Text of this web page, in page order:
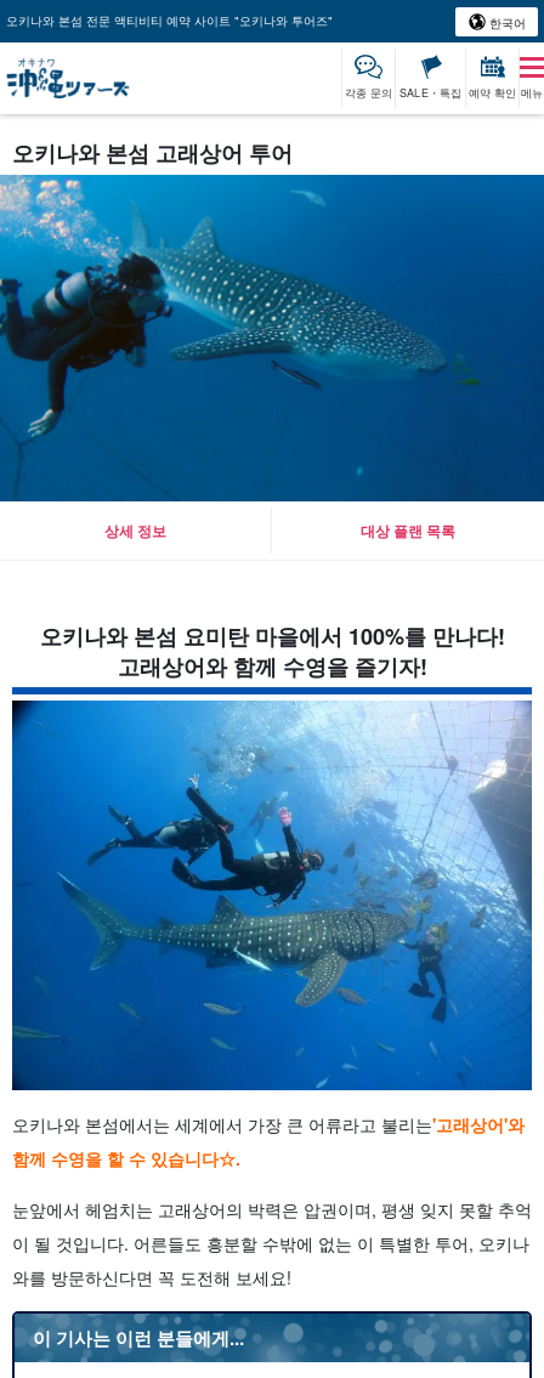
오키나와 본섬 전문 액티비티 예약 사이트 "오키나와 투어즈" 한국어
각종 문의 SALE・특집 예약 확인 메뉴
오키나와 본섬 고래상어 투어
상세 정보 대상 플랜 목록
오키나와 본섬 요미탄 마을에서 100%를 만나다!
고래상어와 함께 수영을 즐기자!
오키나와 본섬에서는 세계에서 가장 큰 어류라고 불리는'고래상어'와
함께 수영을 할 수 있습니다☆.
눈앞에서 헤엄치는 고래상어의 박력은 압권이며, 평생 잊지 못할 추억
이 될 것입니다. 어른들도 흥분할 수밖에 없는 이 특별한 투어, 오키나
와를 방문하신다면 꼭 도전해 보세요!
이 기사는 이런 분들에게...